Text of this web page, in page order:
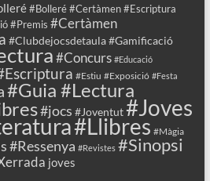
#Bolleré #Certàmen #Escriptura
#Premis #Certàmen
#Clubdejocsdetaula #Gamificació
#Concurs #Educació
#Estiu #Exposició #Festa
#Guia #Lectura
#jocs #Joventut#Joves
#Llibres #Màgia
#Ressenya #Revistes #Sinopsi
joves